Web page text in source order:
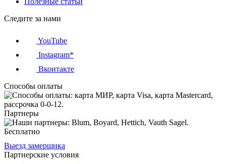
Следите за нами
YouTube
Instagram*
Вконтакте
Способы оплаты
Партнеры
Бесплатно
Выезд замерщика
Партнерские условия